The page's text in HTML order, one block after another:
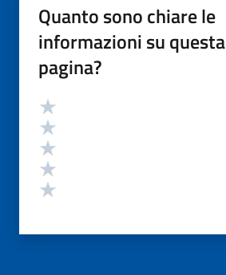
Quanto sono chiare le
informazioni su questa
pagina?
Valutazione